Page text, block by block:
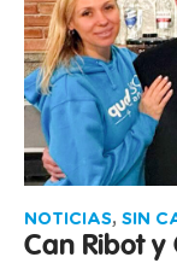
NOTICIAS, SIN
Can Ribot y